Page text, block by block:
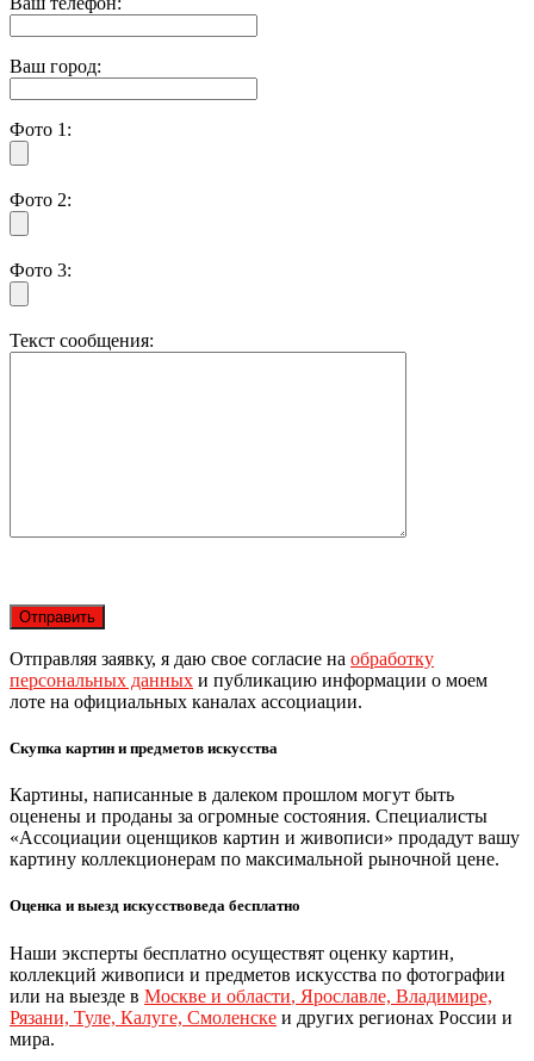
Ваш город:
Фото 1:
Фото 2:
Фото 3:
Текст сообщения:
Отправляя заявку, я даю свое согласие на обработку
персональных данных и публикацию информации о моем
лоте на официальных каналах ассоциации.
Скупка картин и предметов искусства
Картины, написанные в далеком прошлом могут быть
оценены и проданы за огромные состояния. Специалисты
«Ассоциации оценщиков картин и живописи» продадут вашу
картину коллекционерам по максимальной рыночной цене.
Оценка и выезд искусствоведа бесплатно
Наши эксперты бесплатно осуществят оценку картин,
коллекций живописи и предметов искусства по фотографии
или на выезде в Москве и области, Ярославле, Владимире,
Рязани, Туле, Калуге, Смоленске и других регионах России и
мира.